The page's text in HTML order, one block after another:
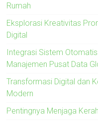
Rumah
Eksplorasi Kreativitas
Digital
Integrasi Sistem
Manajemen Pusat Data
Transformasi Digital dan
Modern
Pentingnya Menjaga